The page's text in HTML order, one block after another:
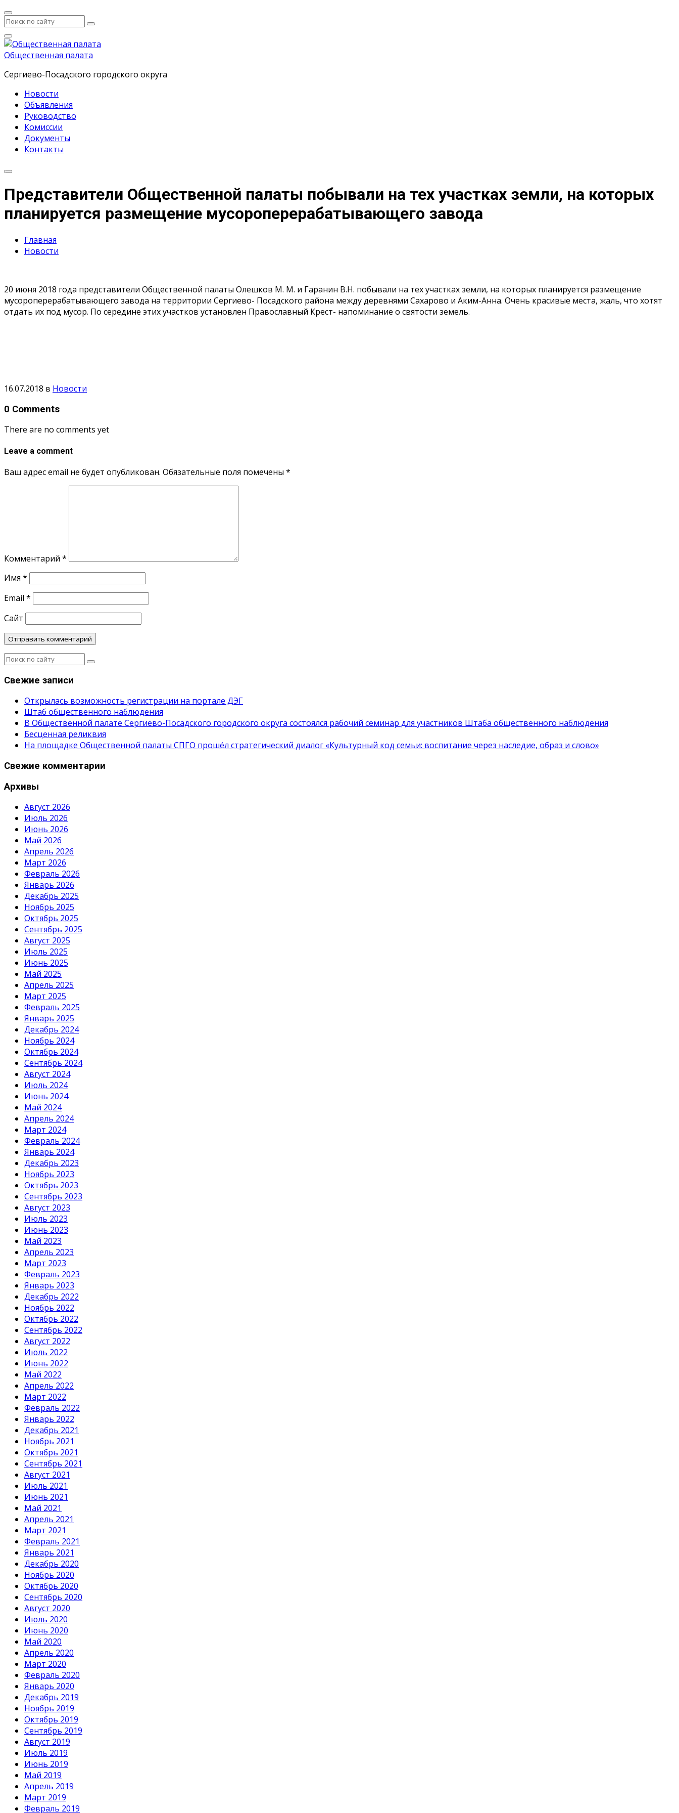
Общественная палата
Сергиево-Посадского городского округа
Новости
Объявления
Руководство
Комиссии
Документы
Контакты
Представители Общественной палаты побывали на тех участках земли, на которых
планируется размещение мусороперерабатывающего завода
Главная
Новости
20 июня 2018 года представители Общественной палаты Олешков М. М. и Гаранин В.Н. побывали на тех участках земли, на которых планируется размещение
мусороперерабатывающего завода на территории Сергиево- Посадского района между деревнями Сахарово и Аким-Анна. Очень красивые места, жаль, что хотят
отдать их под мусор. По середине этих участков установлен Православный Крест- напоминание о святости земель.
16.07.2018 в Новости
0 Comments
There are no comments yet
Leave a comment
Ваш адрес email не будет опубликован. Обязательные поля помечены *
Комментарий *
Имя *
Email *
Сайт
Свежие записи
Открылась возможность регистрации на портале ДЭГ
Штаб общественного наблюдения
В Общественной палате Сергиево-Посадского городского округа состоялся рабочий семинар для участников Штаба общественного наблюдения
Бесценная реликвия
На площадке Общественной палаты СПГО прошёл стратегический диалог «Культурный код семьи: воспитание через наследие, образ и слово»
Свежие комментарии
Архивы
Август 2026
Июль 2026
Июнь 2026
Май 2026
Апрель 2026
Март 2026
Февраль 2026
Январь 2026
Декабрь 2025
Ноябрь 2025
Октябрь 2025
Сентябрь 2025
Август 2025
Июль 2025
Июнь 2025
Май 2025
Апрель 2025
Март 2025
Февраль 2025
Январь 2025
Декабрь 2024
Ноябрь 2024
Октябрь 2024
Сентябрь 2024
Август 2024
Июль 2024
Июнь 2024
Май 2024
Апрель 2024
Март 2024
Февраль 2024
Январь 2024
Декабрь 2023
Ноябрь 2023
Октябрь 2023
Сентябрь 2023
Август 2023
Июль 2023
Июнь 2023
Май 2023
Апрель 2023
Март 2023
Февраль 2023
Январь 2023
Декабрь 2022
Ноябрь 2022
Октябрь 2022
Сентябрь 2022
Август 2022
Июль 2022
Июнь 2022
Май 2022
Апрель 2022
Март 2022
Февраль 2022
Январь 2022
Декабрь 2021
Ноябрь 2021
Октябрь 2021
Сентябрь 2021
Август 2021
Июль 2021
Июнь 2021
Май 2021
Апрель 2021
Март 2021
Февраль 2021
Январь 2021
Декабрь 2020
Ноябрь 2020
Октябрь 2020
Сентябрь 2020
Август 2020
Июль 2020
Июнь 2020
Май 2020
Апрель 2020
Март 2020
Февраль 2020
Январь 2020
Декабрь 2019
Ноябрь 2019
Октябрь 2019
Сентябрь 2019
Август 2019
Июль 2019
Июнь 2019
Май 2019
Апрель 2019
Март 2019
Февраль 2019